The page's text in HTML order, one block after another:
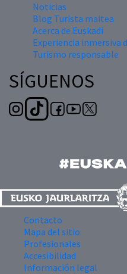
Noticias
Blog Turista maitea
Acerca de Euskadi
Experiencia inmersiva
Turismo responsable
SÍGUENOS
Contacto
Mapa del sitio
Profesionales
Accesibilidad
Información legal